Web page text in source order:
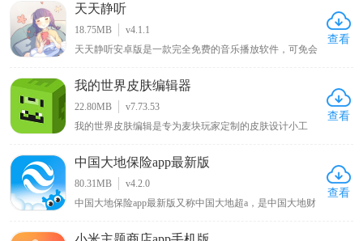
私数据不泄露，还能加密聊天信息防止第三方无关者看
到，自推出以来受到无数好评，适合有私密交流需求的人
群使用
天天静听
18.75MB
v4.1.1
天天静听安卓版是一款完全免费的音乐播放软件，可免会
曲音乐下载到本地，让你即便没有网络也能自由听歌，若
你喜欢听歌，这一能畅享丰富音乐资源且可离线播放的播
放器值得关注。
查看
我的世界皮肤编辑器
22.80MB
v7.73.53
我的世界皮肤编辑是专为麦块玩家定制的皮肤设计小工
新游戏体验，软件提供前后左右和俯仰六个视角方便涂
色，确保无死角遗漏，绘制完成的皮肤可直接保存至手机
相册，便于随时使用 。
查看
中国大地保险app最新版
80.31MB
v4.2.0
中国大地保险app最新版又称中国大地超a，是中国大地财
查看